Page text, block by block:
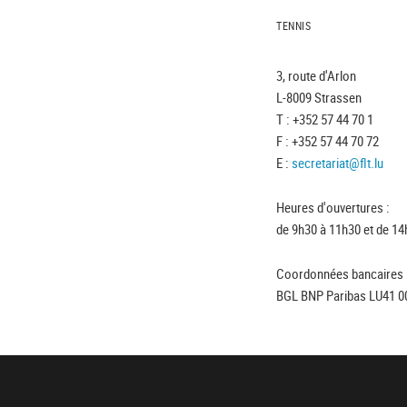
TENNIS
3, route d'Arlon
L-8009 Strassen
T : +352 57 44 70 1
F : +352 57 44 70 72
E : secretariat@flt.lu
Heures d'ouvertures :
de 9h30 à 11h30 et de
Coordonnées
BGL BNP Paribas LU41